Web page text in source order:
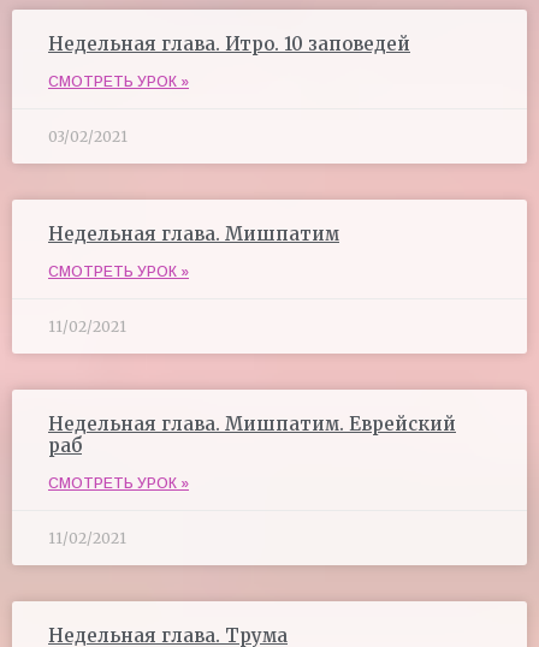
Недельная глава. Итро. 10 заповедей
СМОТРЕТЬ УРОК »
03/02/2021
Недельная глава. Мишпатим
СМОТРЕТЬ УРОК »
11/02/2021
Недельная глава. Мишпатим. Еврейский
раб
СМОТРЕТЬ УРОК »
11/02/2021
Недельная глава. Трума